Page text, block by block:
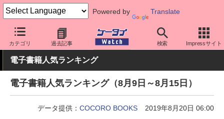
Powered by Translate
カテゴリ 過去記事 検索 Impressサイト
ケータイ Watch 業界動向 調査
電子書籍人気ランキング
電子書籍人気ランキング（8月9日～8月15日）
データ提供：COCORO BOOKS 2019年8月20日 06:00